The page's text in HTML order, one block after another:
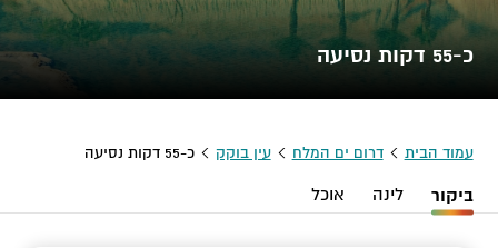
כ-55 דקות נסיעה
עמוד הבית דרום ים המלח עין בוקק כ-55 דקות נסיעה
ביקור לינה אוכל